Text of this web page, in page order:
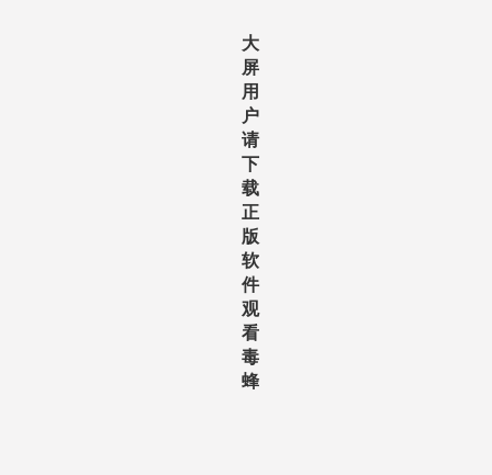
大
屏
用
户
请
下
载
正
版
软
件
观
看
毒
蜂